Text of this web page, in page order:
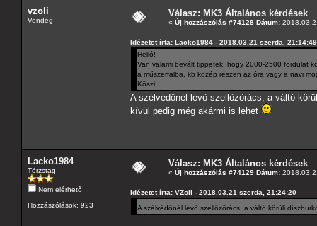
vzoli
Vendég
Válasz: MK3 Általános kérdések
« Új hozzászólás #74128 Dátum:
Idézetet írta: Lacko1984 - 2018.03.21 szerda, 21:14:49
Helló!
Van valami bevált tippetek, hogy 2000-2500 fordulat
a műszerfalba, kb közép részen az óra vagy a navi
Köszi!
A szélvédőnél lévő szellőzőrács, a váltó
kívül pedig még akármi is lehet
Lacko1984
Törzstag
Nem elérhető
Hozzászólások: 923
Válasz: MK3 Általános kérdések
« Új hozzászólás #74129 Dátum:
Idézetet írta: VZoli - 2018.03.21 szerda, 21:24:20
A szélvédőnél lévő szellőzőrács, a váltó körüli